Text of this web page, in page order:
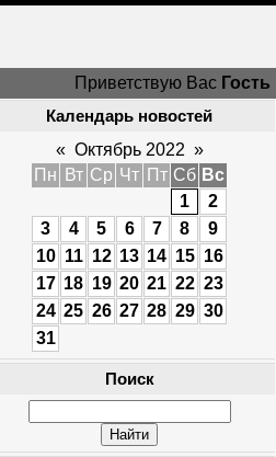
Приветствую Вас Гость
Календарь новостей
« Октябрь 2022 »
Пн
Вт Ср Чт Пт Сб Вс
1
2
3
4 5 6 7 8
9
10 11 12 13 14 15 16
17 18 19 20 21 22 23
24 25 26 27 28 29 30
31
Поиск